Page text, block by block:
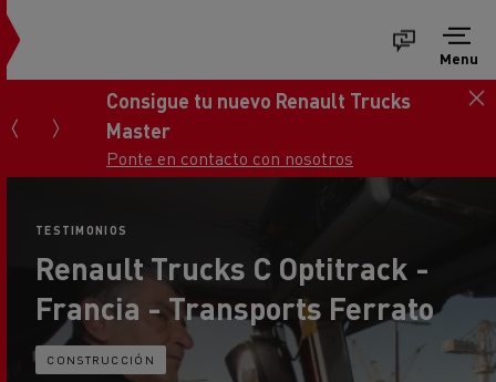
Menu
Consigue tu nuevo Renault Trucks
Master
Ponte en contacto con nosotros
TESTIMONIOS
Renault Trucks C Optitrack -
Francia - Transports Ferrato
CONSTRUCCIÓN